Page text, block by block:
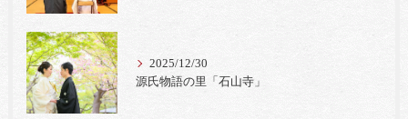
2025/12/30
源氏物語の里「石山寺」